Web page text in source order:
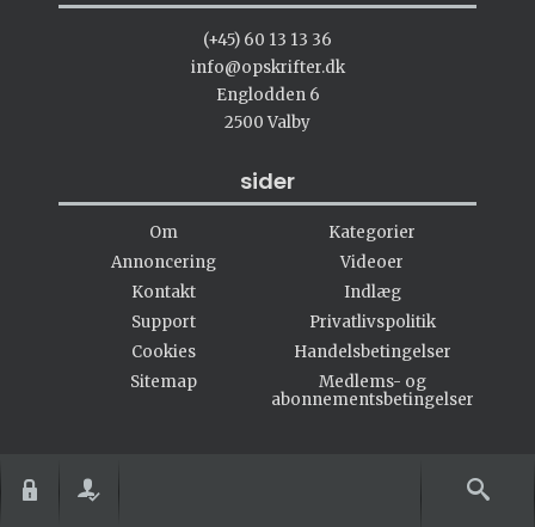
(+45) 60 13 13 36
info@opskrifter.dk
Englodden 6
2500 Valby
sider
Om
Annoncering
Kontakt
Support
Cookies
Sitemap
Kategorier
Videoer
Indlæg
Privatlivspolitik
Handelsbetingelser
Medlems- og
abonnementsbetingelser